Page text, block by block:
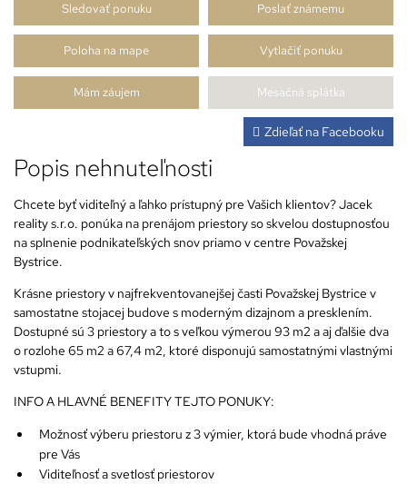
Sledovať ponuku Poslať známemu
Poloha na mape Vytlačiť ponuku
Mám záujem Mesačná splátka
Popis nehnuteľnosti
Zdieľať na Facebooku
Chcete byť viditeľný a ľahko prístupný pre Vašich klientov? Jacek
reality s.r.o. ponúka na prenájom priestory so skvelou dostupnosťou
na splnenie podnikateľských snov priamo v centre Považskej
Bystrice.
Krásne priestory v najfrekventovanejšej časti Považskej Bystrice v
samostatne stojacej budove s moderným dizajnom a presklením.
Dostupné sú 3 priestory a to s veľkou výmerou 93 m2 a aj ďalšie dva
o rozlohe 65 m2 a 67,4 m2, ktoré disponujú samostatnými vlastnými
vstupmi.
INFO A HLAVNÉ BENEFITY TEJTO PONUKY:
Možnosť výberu priestoru z 3 výmier, ktorá bude vhodná práve
pre Vás
Viditeľnosť a svetlosť priestorov